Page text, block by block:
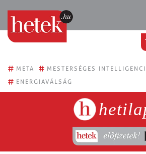
# META # MESTERSÉGES
# ENERGIAVÁLSÁG